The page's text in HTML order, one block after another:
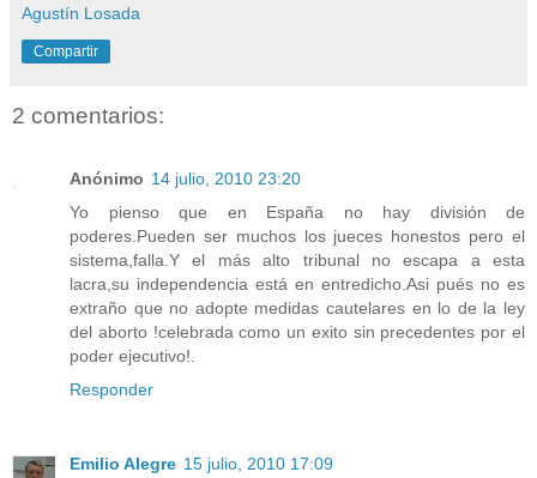
Agustín Losada
Compartir
2 comentarios:
Anónimo 14 julio, 2010 23:20
Yo pienso que en España no hay división de
poderes.Pueden ser muchos los jueces honestos pero el
sistema,falla.Y el más alto tribunal no escapa a esta
lacra,su independencia está en entredicho.Asi pués no es
extraño que no adopte medidas cautelares en lo de la ley
del aborto !celebrada como un exito sin precedentes por el
poder ejecutivo!.
Responder
Emilio Alegre 15 julio, 2010 17:09